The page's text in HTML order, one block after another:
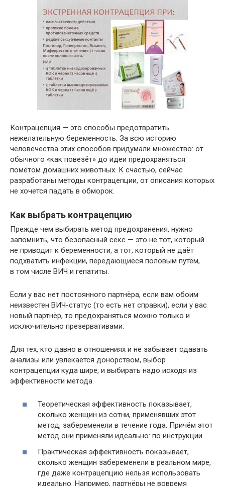
Контрацепция — это способы предотвратить
нежелательную беременность. За всю историю
человечества этих способов придумали множество: от
обычного «как повезёт» до идеи предохраняться
помётом домашних животных. К счастью, сейчас
разработаны методы контрацепции, от описания которых
не хочется падать в обморок.
Как выбрать контрацепцию
Прежде чем выбирать метод предохранения, нужно
запомнить, что безопасный секс — это не тот, который
не приводит к беременности, а тот, который не даёт
подхватить инфекции, передающиеся половым путём,
в том числе ВИЧ и гепатиты.
Если у вас нет постоянного партнёра, если вам обоим
неизвестен ВИЧ-статус (то есть нет справки), если у вас
новый партнёр, то предохраняться можно только и
исключительно презервативами.
Для тех, кто давно в отношениях и не забывает сдавать
анализы или увлекается донорством, выбор
контрацепции куда шире, и выбирать надо исходя из
эффективности метода.
Теоретическая эффективность показывает,
сколько женщин из сотни, применявших этот
метод, забеременели в течение года. Причём этот
метод они применяли идеально: по инструкции.
Практическая эффективность показывает,
сколько женщин забеременели в реальном мире,
где даже контрацепцию нельзя использовать
идеально. Например, партнёры не вовремя